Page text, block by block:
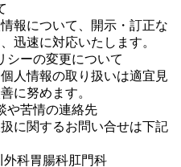
報について、開示・訂正な
迅速に対応いたします。
シーの変更について
人情報の取り扱いは適宜見
に努めます。
や苦情の連絡先
に関するお問い合せは下記
外科胃腸科肛門科